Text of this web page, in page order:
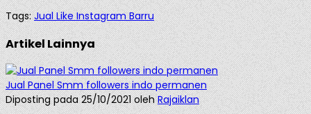
Tags:Jual Like Instagram Barru
Artikel Lainnya
Jual Panel Smm followers indo permanen
Diposting pada 25/10/2021 olehRajaiklan